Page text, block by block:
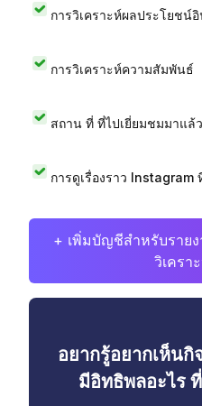
การวิเคราะห์ผลประโยชน์
การวิเคราะห์ความสัมพันธ์
สถาน ที่ ที่ไปเยี่ยมชมมาแล้ว
การดูเรื่องราว Instagram
+ เพิ่มบัญชีสำหรับราย
วิเครา
อยากรู้อยากเห็น
มีอิทธิพลอะไร